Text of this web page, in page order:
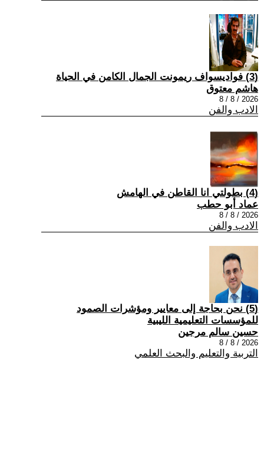
(3) فواديسواف ريمونت الجمال الكامن في الحياة
هاشم معتوق
2026 / 8 / 8
الادب والفن
(4) بطولتي انا القاطن في الهامش
عماد أبو حطب
2026 / 8 / 8
الادب والفن
(5) نحن بحاجة إلى معايير ومؤشرات الصمود
للمؤسسات التعليمية الليبية
حسين سالم مرجين
2026 / 8 / 8
التربية والتعليم والبحث العلمي